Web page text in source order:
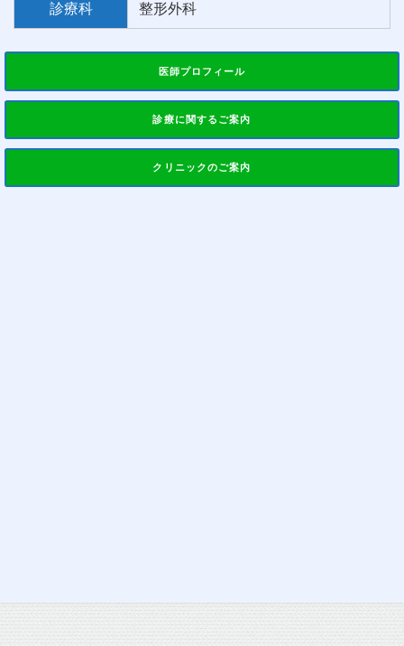
診療科 整形外科
医師プロフィール
診療に関するご案内
クリニックのご案内